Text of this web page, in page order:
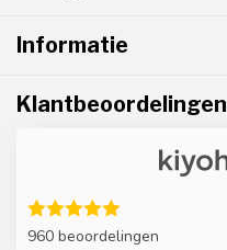
Informatie
Klantbeoordelingen
960 beoordelingen